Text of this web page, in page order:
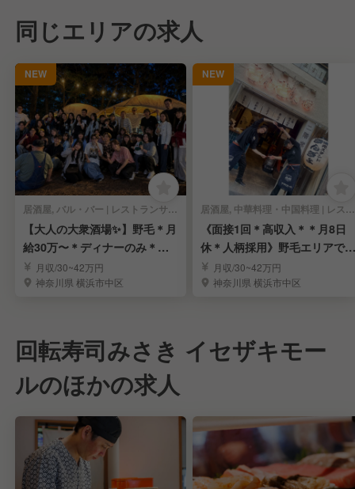
同じエリアの求人
NEW
居酒屋, バル・バー | レストランサービス・ホールスタッフ
【大人の大衆酒場✨】野毛＊月
給30万〜＊ディナーのみ＊未
経験OK＊面接1回
月収/30~42万円
神奈川県 横浜市中区
NEW
居酒屋, 中華料理・中国料理 | レストランサービス・ホールスタッフ
《面接1回＊高収入＊＊月8日
休＊人柄採用》野毛エリアで根
付く人気の大衆酒場
月収/30~42万円
神奈川県 横浜市中区
回転寿司みさき イセザキモー
ルのほかの求人